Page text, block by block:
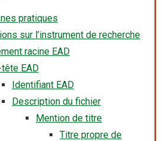
pratiques
sur l’instrument de recherche
racine EAD
tête EAD
Identifiant EAD
Description du fichier
Mention de titre
Titre propre de